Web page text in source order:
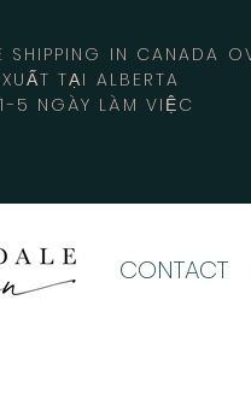
IN
TẠI ALBERTA
5 NGÀY LÀM VIỆC
CONTACT